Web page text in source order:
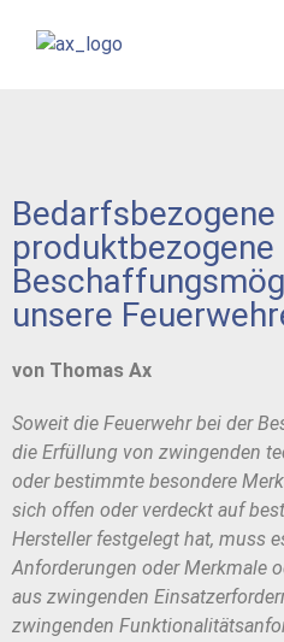
Bedarfsbezogene
produktbezogene
unsere
von Thomas Ax
Soweit die Feuerwehr bei der
die Erfüllung von zwingenden
oder bestimmte besondere
sich offen oder verdeckt auf
Hersteller festgelegt hat, muss
Anforderungen oder Merkmale
aus zwingenden
zwingenden